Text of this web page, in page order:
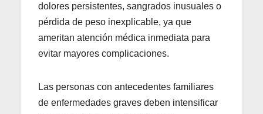
dolores persistentes, sangrados inusuales o
pérdida de peso inexplicable, ya que
ameritan atención médica inmediata para
evitar mayores complicaciones.
Las personas con antecedentes familiares
de enfermedades graves deben intensificar